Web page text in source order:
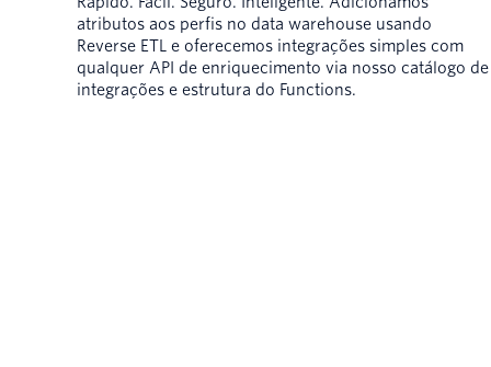
atributos aos perfis no data warehouse usando
Reverse ETL e oferecemos integrações simples com
qualquer API de enriquecimento via nosso catálogo de
integrações e estrutura do Functions.